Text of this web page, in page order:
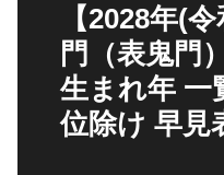
【2028年(
門（表鬼門
生まれ年 一
位除け 早見